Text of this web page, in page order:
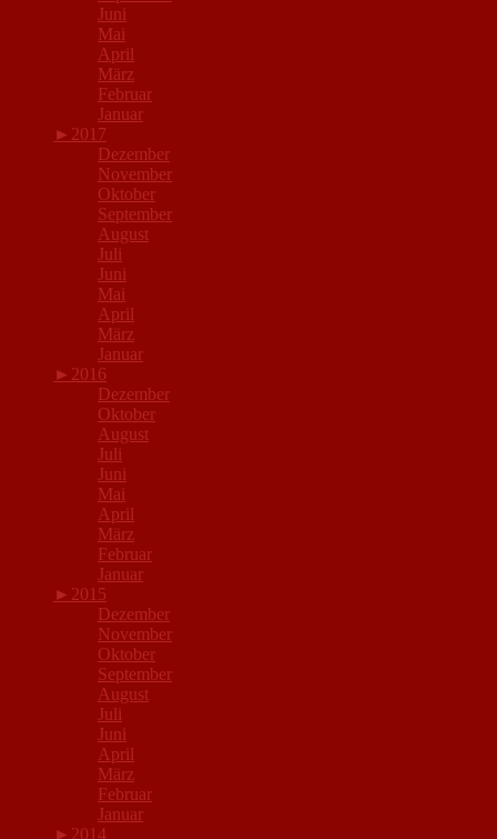
Juni
Mai
April
März
Februar
Januar
► 2017
Dezember
November
Oktober
September
August
Juli
Juni
Mai
April
März
Januar
► 2016
Dezember
Oktober
August
Juli
Juni
Mai
April
März
Februar
Januar
► 2015
Dezember
November
Oktober
September
August
Juli
Juni
April
März
Februar
Januar
► 2014